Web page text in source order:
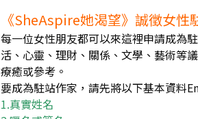
《SheAspire她渴望》誠徵女性
每一位女性朋友都可以來這裡申請成為
活、心靈、理財、關係、文學、藝術等
療癒或參考。
要成為駐站作家，請先將以下基本資料
1.真實姓名